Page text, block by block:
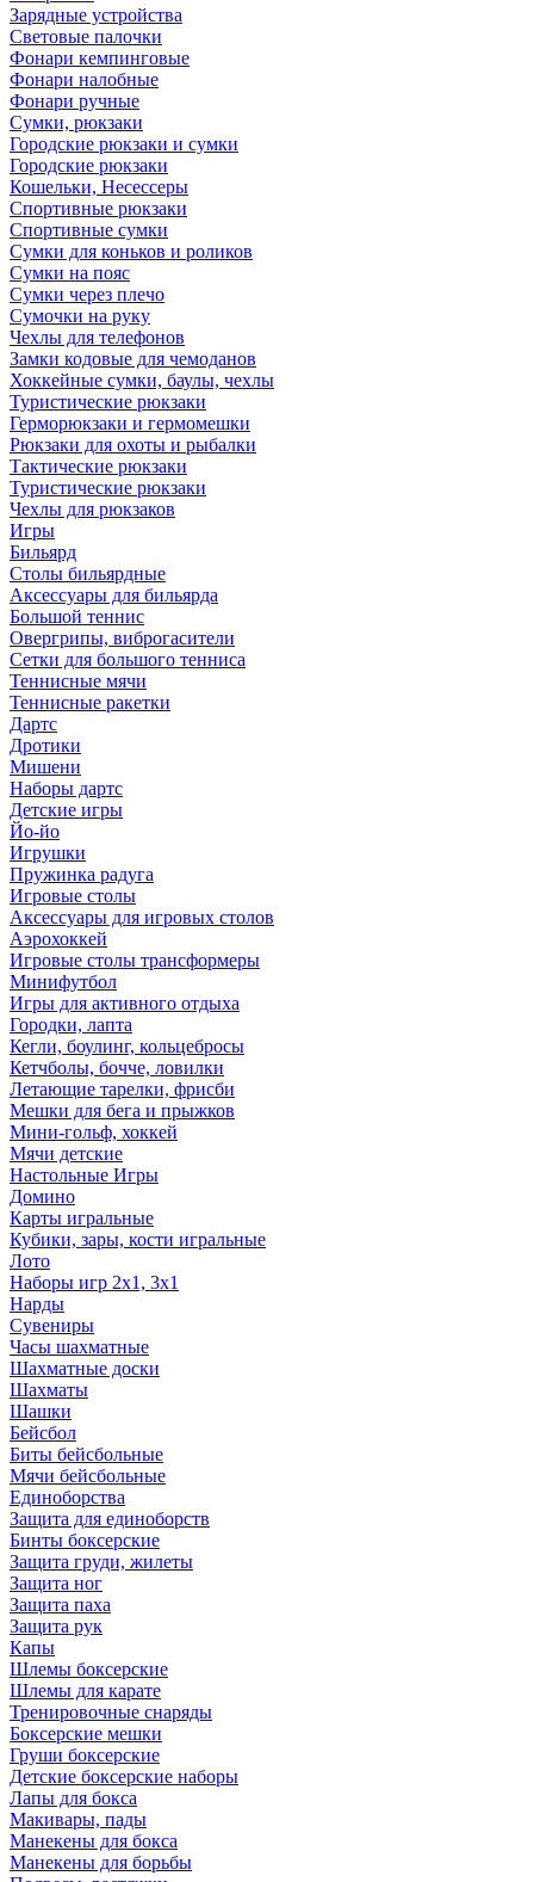
Зарядные устройства
Световые палочки
Фонари кемпинговые
Фонари налобные
Фонари ручные
Сумки, рюкзаки
Городские рюкзаки и сумки
Городские рюкзаки
Кошельки, Несессеры
Спортивные рюкзаки
Спортивные сумки
Сумки для коньков и роликов
Сумки на пояс
Сумки через плечо
Сумочки на руку
Чехлы для телефонов
Замки кодовые для чемоданов
Хоккейные сумки, баулы, чехлы
Туристические рюкзаки
Герморюкзаки и гермомешки
Рюкзаки для охоты и рыбалки
Тактические рюкзаки
Туристические рюкзаки
Чехлы для рюкзаков
Игры
Бильярд
Столы бильярдные
Аксессуары для бильярда
Большой теннис
Овергрипы, виброгасители
Сетки для большого тенниса
Теннисные мячи
Теннисные ракетки
Дартс
Дротики
Мишени
Наборы дартс
Детские игры
Йо-йо
Игрушки
Пружинка радуга
Игровые столы
Аксессуары для игровых столов
Аэрохоккей
Игровые столы трансформеры
Минифутбол
Игры для активного отдыха
Городки, лапта
Кегли, боулинг, кольцебросы
Кетчболы, бочче, ловилки
Летающие тарелки, фрисби
Мешки для бега и прыжков
Мини-гольф, хоккей
Мячи детские
Настольные Игры
Домино
Карты игральные
Кубики, зары, кости игральные
Лото
Наборы игр 2х1, 3х1
Нарды
Сувениры
Часы шахматные
Шахматные доски
Шахматы
Шашки
Бейсбол
Биты бейсбольные
Мячи бейсбольные
Единоборства
Защита для единоборств
Бинты боксерские
Защита груди, жилеты
Защита ног
Защита паха
Защита рук
Капы
Шлемы боксерские
Шлемы для карате
Тренировочные снаряды
Боксерские мешки
Груши боксерские
Детские боксерские наборы
Лапы для бокса
Макивары, пады
Манекены для бокса
Манекены для борьбы